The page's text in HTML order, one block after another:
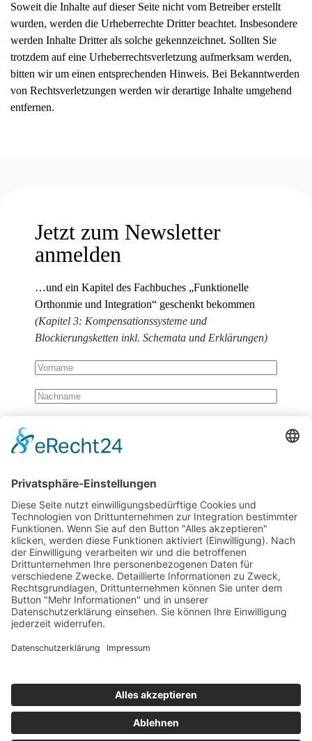
Soweit die Inhalte auf dieser Seite nicht vom Betreiber erstellt
wurden, werden die Urheberrechte Dritter beachtet. Insbesondere
werden Inhalte Dritter als solche gekennzeichnet. Sollten Sie
trotzdem auf eine Urheberrechtsverletzung aufmerksam werden,
bitten wir um einen entsprechenden Hinweis. Bei Bekanntwerden
von Rechtsverletzungen werden wir derartige Inhalte umgehend
entfernen.
Jetzt zum Newsletter
anmelden
…und ein Kapitel des Fachbuches „Funktionelle
Orthonmie und Integration“ geschenkt bekommen
(Kapitel 3: Kompensationssysteme und
Blockierungsketten inkl. Schemata und Erklärungen)
Wir benötigen Ihre Zustimmung, um den
reCAPTCHA, um Ihre eingegebenen Informationen zu
überprüfen. Dieser Service kann Daten zu Ihren
Aktivitäten sammeln. Bittelesen Sie die Details durch
undstimmen Sie der Nutzung des Service zu, um
fortzufahren.
Zum Newsletter anmelden
Datenschutz|Login für Teilnehmer/in
® 2024-2026 Ausbildungsinstitut für FOI GbR